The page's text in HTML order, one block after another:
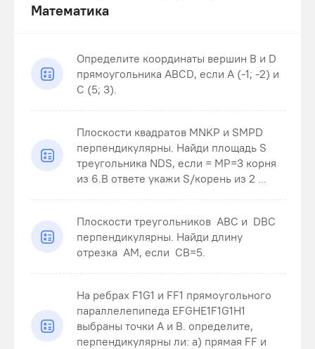
Математика
Определите координаты вершин В и D
прямоугольника ABCD, если А (-1; -2) и
С (5; 3).
Плоскости квадратов MNKP и SMPD
перпендикулярны. Найди площадь S
треугольника NDS , если = MP=3 корня
из 6.В ответе укажи S/корень из 2 ...
Плоскости треугольников ABC и DBC
перпендикулярны. Найди длину
отрезка AM , если CB=5 .
На ребрах F1G1 и FF1 прямоугольного
параллелепипеда EFGHE1F1G1H1
выбраны точки A и B. определите,
перпендикулярны ли: а) прямая FF и